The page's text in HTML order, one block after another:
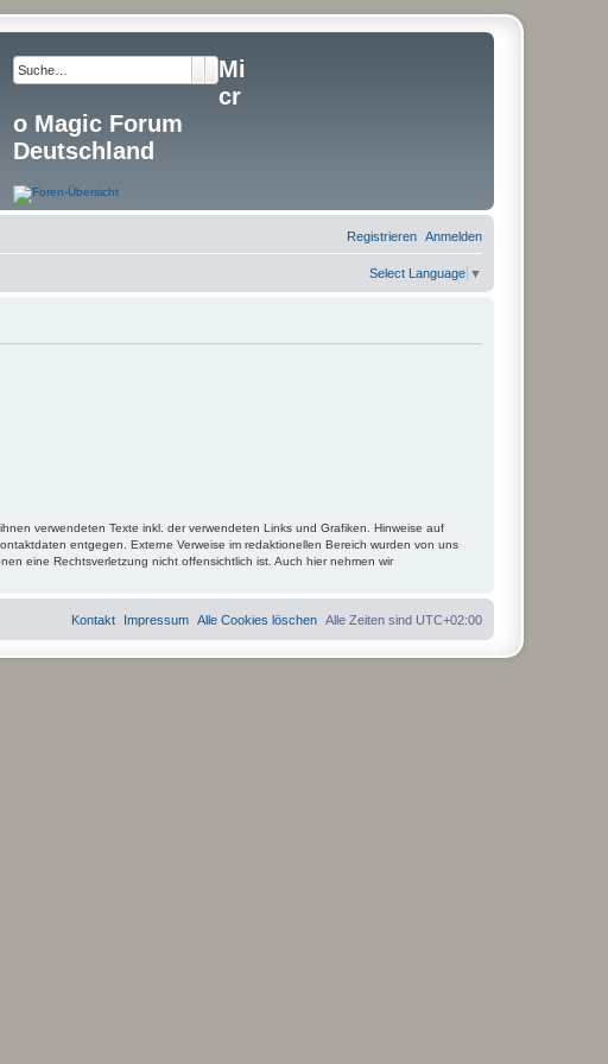
Suche
Erweiterte Suche
Mi
cr
o Magic Forum
Deutschland
Anmelden
Registrieren
Select Language ▼
verwendeten Texte inkl. der verwendeten Links und Grafiken. Hinweise auf
entgegen. Externe Verweise im redaktionellen Bereich wurden von uns
eine Rechtsverletzung nicht offensichtlich ist. Auch hier nehmen wir
Alle Zeiten sind UTC+02:00
Alle Cookies löschen
Impressum
Kontakt